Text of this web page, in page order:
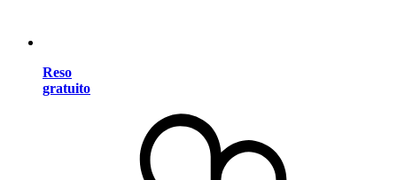
Reso
gratuito